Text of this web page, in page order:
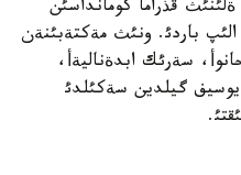
قذراما كومانداسئن
باردئ. ونئث مةكتةبئنةن
سةرئك ابدةناليةأ،
يوسيف گيلدين سةكئلدئ